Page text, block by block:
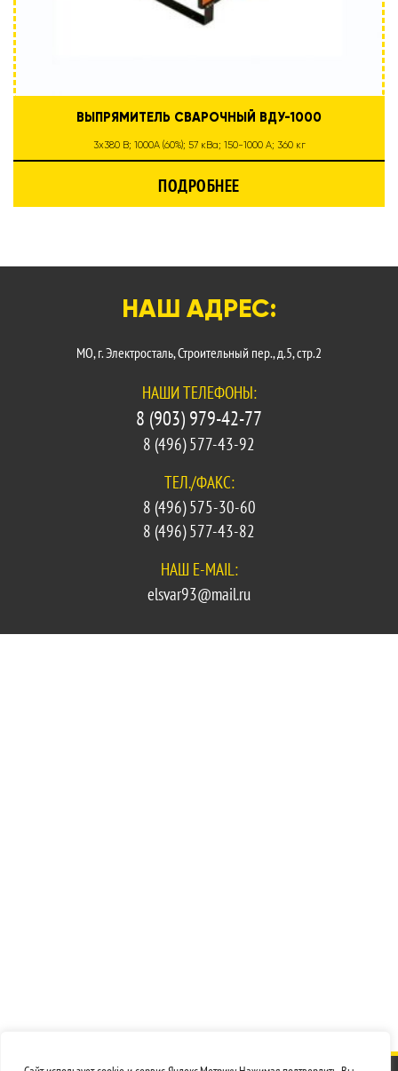
ВЫПРЯМИТЕЛЬ СВАРОЧНЫЙ ВДУ-1000
3х380 В; 1000А (60%); 57 кВа; 150-1000 А; 360 кг
ПОДРОБНЕЕ
НАШ АДРЕС:
МО, г. Электросталь, Строительный пер., д.5, стр.2
НАШИ ТЕЛЕФОНЫ:
8 (903) 979-42-77
8 (496) 577-43-92
ТЕЛ./ФАКС:
8 (496) 575-30-60
8 (496) 577-43-82
НАШ E-MAIL:
elsvar93@mail.ru